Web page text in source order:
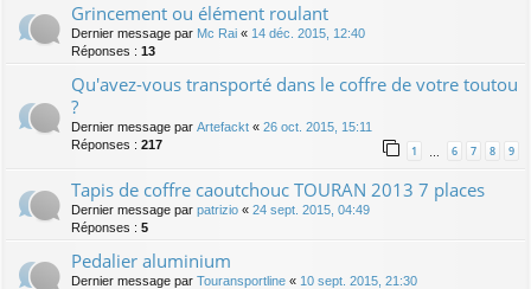
Grincement ou élément roulant
Dernier message par Mc Rai « 14 déc. 2015, 12:40
Réponses : 13
Qu'avez-vous transporté dans le coffre de votre toutou
?
Dernier message par Artefackt « 26 oct. 2015, 15:11
Réponses : 217 1 6 7 8 9
Tapis de coffre caoutchouc TOURAN 2013 7 places
Dernier message par patrizio « 24 sept. 2015, 04:49
Réponses : 5
Pedalier aluminium
Dernier message par Touransportline « 10 sept. 2015, 21:30